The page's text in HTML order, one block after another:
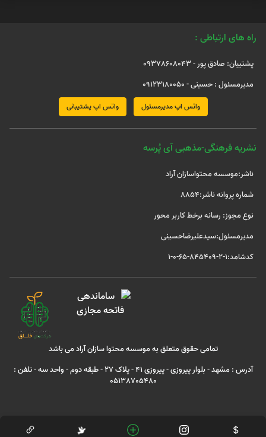
راه های ارتباطی :
پشتیبان: صادق پور - 09378608043
مدیرمسئول : حسینی - 09123180050
واتس اپ مدیرمسئول واتس اپ پشتیبانی
نشریه فرهنگی-مذهبی آی پُرسه
ناشر:موسسه محتواسازان آراد
شماره پروانه ناشر:8854
نوع مجوز: رسانه برخط کاربر محور
مدیرمسئول:سیدعلیرضاحسینی
کدشامد:1-2-845409-65-0-1
تمامی حقوق متعلق به موسسه محتوا سازان آراد می باشد
آدرس : مشهد - بلوار پیروزی - پیروزی 41 - پلاک 27 - طبقه دوم - واحد سه - تلفن :
05138705480